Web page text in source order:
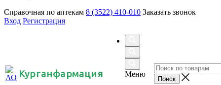
Справочная по аптекам 8 (3522) 410-010 Заказать звонок
Вход Регистрация
Курганфармация
Меню